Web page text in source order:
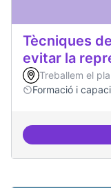
Tècniques
evitar la
Treballem el
Formació i